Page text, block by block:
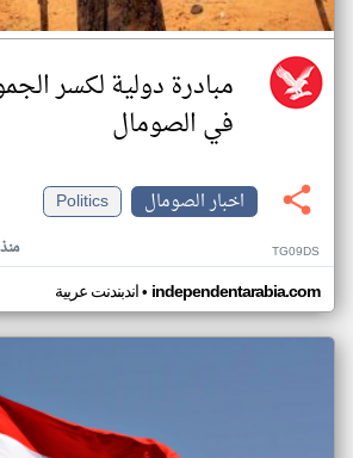
مبادرة دولية لكسر
في الصومال
اخبار الصومال
Politics
منذ ١٨ TG09DS
اندبندنت عربية• independentarabia.com